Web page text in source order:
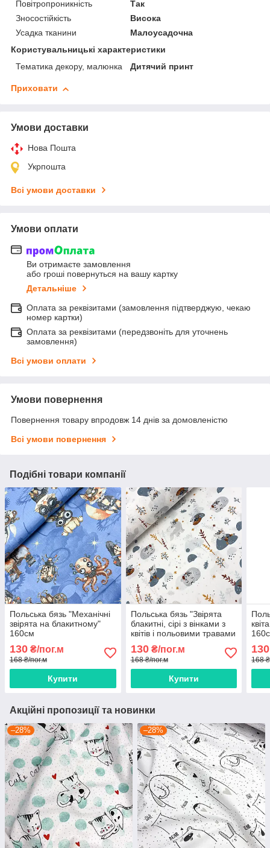
Повітропроникність
Так
Зносостійкість
Висока
Усадка тканини
Малоусадочна
Користувальницькі характеристики
Тематика декору, малюнка
Дитячий принт
Приховати
Умови доставки
Нова Пошта
Укрпошта
Всі умови доставки
Умови оплати
Ви отримаєте замовлення
або гроші повернуться на вашу картку
Детальніше
Оплата за реквізитами (замовлення підтверджую, чекаю
номер картки)
Оплата за реквізитами (передзвоніть для уточнень
замовлення)
Всі умови оплати
Умови повернення
Повернення товару впродовж 14 днів за домовленістю
Всі умови повернення
Подібні товари компанії
Польська бязь "Механічні
звірята на блакитному"
160см
130 ₴/пог.м
168 ₴/пог.м
Купити
Польська бязь "Звірята
блакитні, сірі з вінками з
квітів і польовими травами
130₴/пог.м
168 ₴/пог.м
Купити
130
168
Акційні пропозиції та новинки
–28% –28%